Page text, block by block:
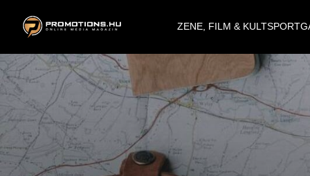
ZENE, FILM & KULTSPORT